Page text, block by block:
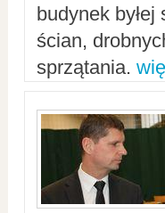
budynek byłej
ścian,
sprzątania.